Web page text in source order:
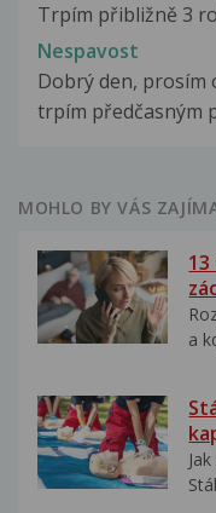
Trpím přibližně 3
Nespavost
Dobrý den, prosím
trpím předčasným
MOHLO BY VÁS
a